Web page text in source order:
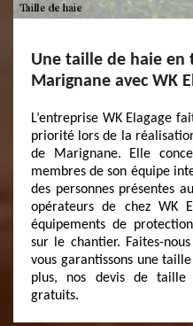
Une taille de haie en
Marignane avec WK
L’entreprise WK Elagage
priorité lors de la
de Marignane. Elle
membres de son équipe
des personnes présentes
opérateurs de chez WK
équipements de
sur le chantier. Faites-
vous garantissons une
plus, nos devis de
gratuits.